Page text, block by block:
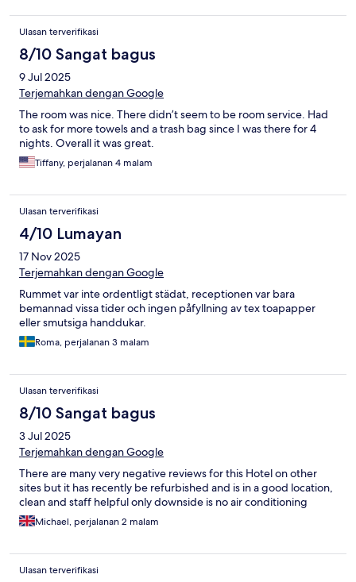
Ulasan terverifikasi
8/10 Sangat bagus
9 Jul 2025
Terjemahkan dengan Google
The room was nice. There didn’t seem to be room service. Had
to ask for more towels and a trash bag since I was there for 4
nights. Overall it was great.
Tiffany, perjalanan 4 malam
Ulasan terverifikasi
4/10 Lumayan
17 Nov 2025
Terjemahkan dengan Google
Rummet var inte ordentligt städat, receptionen var bara
bemannad vissa tider och ingen påfyllning av tex toapapper
eller smutsiga handdukar.
Roma, perjalanan 3 malam
Ulasan terverifikasi
8/10 Sangat bagus
3 Jul 2025
Terjemahkan dengan Google
There are many very negative reviews for this Hotel on other
sites but it has recently be refurbished and is in a good location,
clean and staff helpful only downside is no air conditioning
Michael, perjalanan 2 malam
Ulasan terverifikasi